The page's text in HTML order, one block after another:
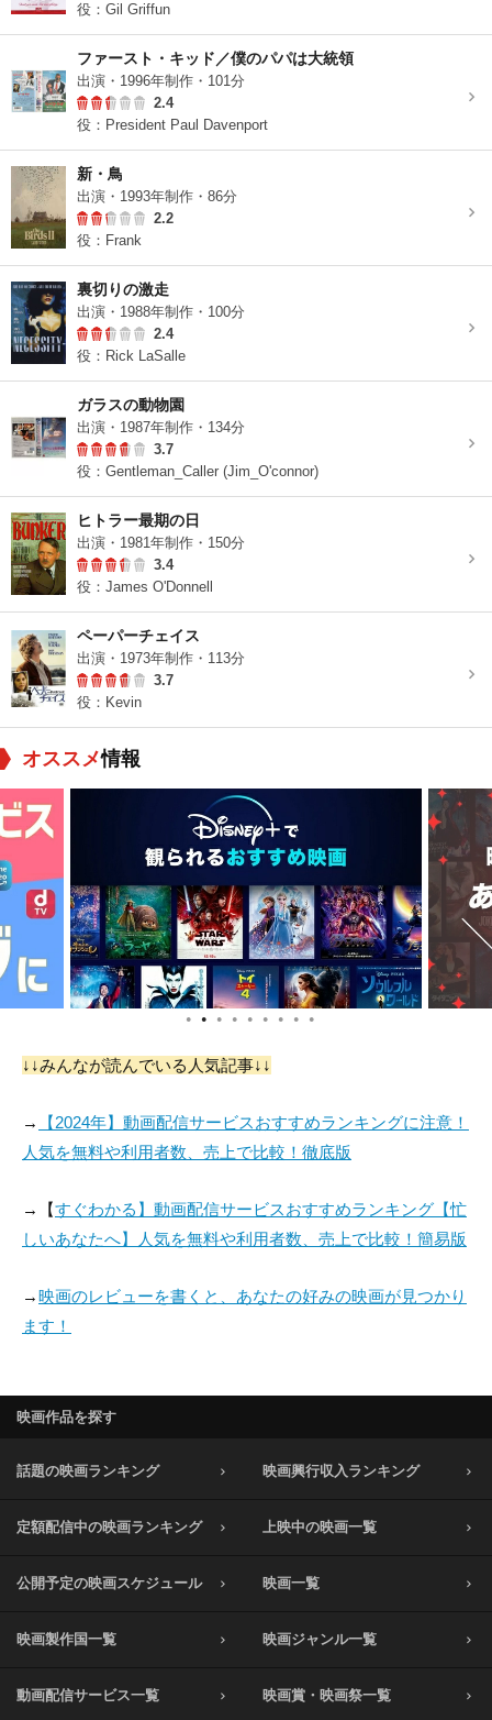
役：Gil Griffun
ファースト・キッド／僕のパパは大統領
出演・1996年制作・101分
2.4
役：President Paul Davenport
新・鳥
出演・1993年制作・86分
2.2
役：Frank
裏切りの激走
出演・1988年制作・100分
2.4
役：Rick LaSalle
ガラスの動物園
出演・1987年制作・134分
3.7
役：Gentleman_Caller (Jim_O'connor)
ヒトラー最期の日
出演・1981年制作・150分
3.4
役：James O'Donnell
ペーパーチェイス
出演・1973年制作・113分
3.7
役：Kevin
オススメ情報
● ● ● ● ● ● ● ● ●
↓↓みんなが読んでいる人気記事↓↓
→
【2024年】動画配信サービスおすすめランキングに注意！
人気を無料や利用者数、売上で比較！徹底版
→【すぐわかる】動画配信サービスおすすめランキング【忙
しいあなたへ】人気を無料や利用者数、売上で比較！簡易版
→映画のレビューを書くと、あなたの好みの映画が見つかり
ます！
映画作品を探す
話題の映画ランキング 映画興行収入ランキング
定額配信中の映画ランキング 上映中の映画一覧
公開予定の映画スケジュール 映画一覧
映画製作国一覧 映画ジャンル一覧
動画配信サービス一覧 映画賞・映画祭一覧